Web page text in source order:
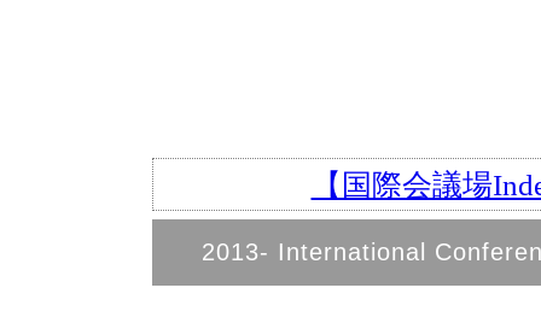
【国際会議場
2013- International